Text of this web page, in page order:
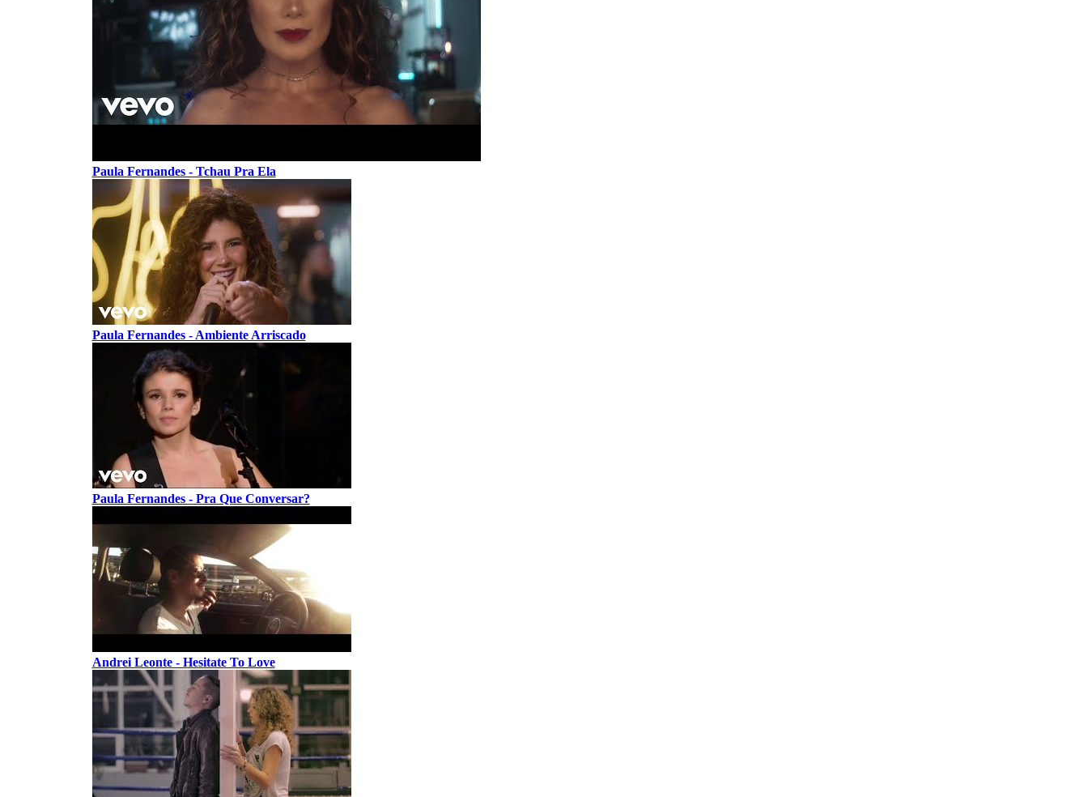
Paula Fernandes - Tchau Pra Ela
Paula Fernandes - Ambiente Arriscado
Paula Fernandes - Pra Que Conversar?
Andrei Leonte - Hesitate To Love